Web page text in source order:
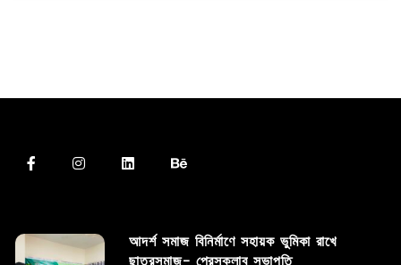
আদর্শ সমাজ বিনির্মাণে সহায়ক ভুমিকা রাখে